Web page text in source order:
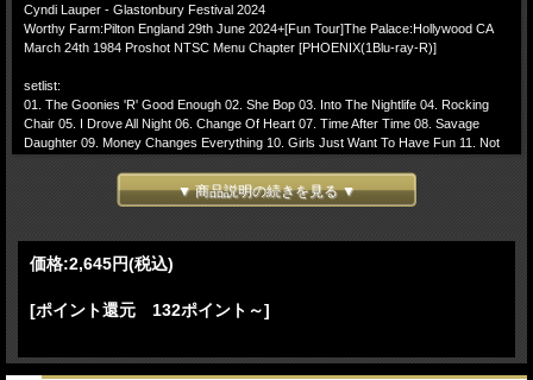
Cyndi Lauper - Glastonbury Festival 2024
Worthy Farm:Pilton England 29th June 2024+[Fun Tour]The Palace:Hollywood CA
March 24th 1984 Proshot NTSC Menu Chapter [PHOENIX(1Blu-ray-R)]
setlist:
01. The Goonies 'R' Good Enough 02. She Bop 03. Into The Nightlife 04. Rocking
Chair 05. I Drove All Night 06. Change Of Heart 07. Time After Time 08. Savage
Daughter 09. Money Changes Everything 10. Girls Just Want To Have Fun 11. Not
Cyndi Lauper - Glastonbury Festival 2024 6月29日 イギリス 伝統的フェス グ
2024年に入りライブとしては、2公演目となるステージを記録した本アイテムでの
▼ 商品説明の続きを見る ▼
価格:2,645円(税込)
[ポイント還元 132ポイント～]